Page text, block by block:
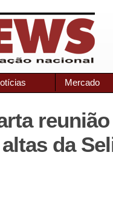
Mercado
da